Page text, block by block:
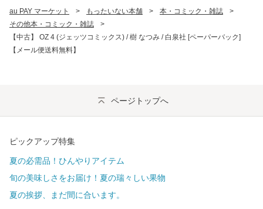
au PAY マーケット > もったいない本舗 > 本・コミック・雑誌
>
その他本・コミック・雑誌
>
【中古】 OZ 4 (ジェッツコミックス) / 樹 なつみ / 白泉社 [ペーパーバック]
【メール便送料無料】
ページトップへ
ピックアップ特集
夏の必需品！ひんやりアイテム
旬の美味しさをお届け！夏の瑞々しい果物
夏の挨拶、まだ間に合います。